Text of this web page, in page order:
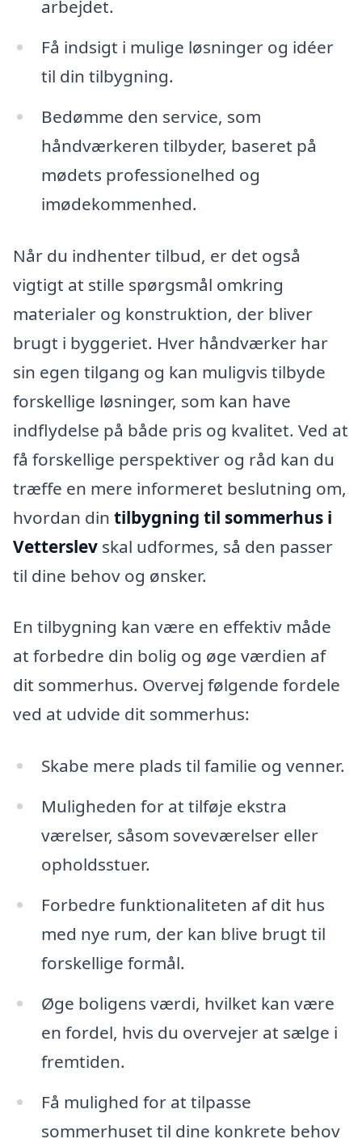
arbejdet.
Få indsigt i mulige løsninger og idéer
til din tilbygning.
Bedømme den service, som
håndværkeren tilbyder, baseret på
mødets professionelhed og
imødekommenhed.
Når du indhenter tilbud, er det også
vigtigt at stille spørgsmål omkring
materialer og konstruktion, der bliver
brugt i byggeriet. Hver håndværker har
sin egen tilgang og kan muligvis tilbyde
forskellige løsninger, som kan have
indflydelse på både pris og kvalitet. Ved at
få forskellige perspektiver og råd kan du
træffe en mere informeret beslutning om,
hvordan din tilbygning til sommerhus i
Vetterslev skal udformes, så den passer
til dine behov og ønsker.
En tilbygning kan være en effektiv måde
at forbedre din bolig og øge værdien af
dit sommerhus. Overvej følgende fordele
ved at udvide dit sommerhus:
Skabe mere plads til familie og venner.
Muligheden for at tilføje ekstra
værelser, såsom soveværelser eller
opholdsstuer.
Forbedre funktionaliteten af dit hus
med nye rum, der kan blive brugt til
forskellige formål.
Øge boligens værdi, hvilket kan være
en fordel, hvis du overvejer at sælge i
fremtiden.
Få mulighed for at tilpasse
sommerhuset til dine konkrete behov